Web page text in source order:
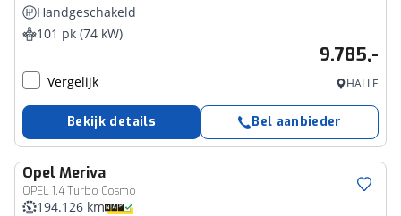
Handgeschakeld
101 pk (74 kW)
9.785,-
Vergelijk HALLE
Bekijk details Bel aanbieder
Opel Meriva
OPEL 1.4 Turbo Cosmo
194.126 km